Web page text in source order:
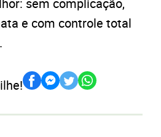
e com controle total